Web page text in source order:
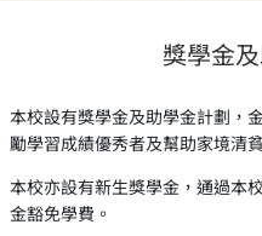
獎學金
本校設有獎學金及助學金計劃，
勵學習成績優秀者及幫助家境清
本校亦設有新生獎學金，通過本
金豁免學費。